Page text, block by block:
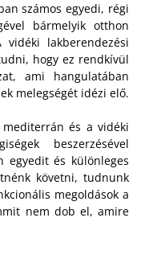
számos egyedi, régi
bármelyik otthon
vidéki lakberendezési
hogy ez rendkívül
ami hangulatában
melegségét idézi elő.
és a vidéki
beszerzésével
egyedit és különleges
követni, tudnunk
megoldások a
nem dob el, amire